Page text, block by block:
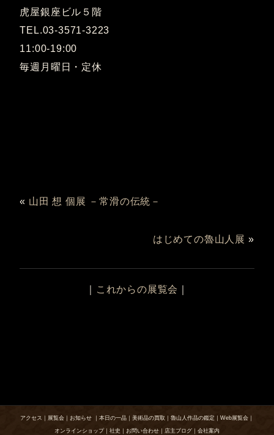
虎屋銀座ビル５階
TEL.03-3571-3223
11:00-19:00
毎週月曜日・定休
« 山田 想 個展 －常滑の伝統－
はじめての魯山人展 »
これからの展覧会
アクセス ｜ 展覧会 ｜ お知らせ ｜ 本日の一品 ｜ 美術品の買取 ｜ 魯山人作品の鑑定 ｜ Web展覧会 ｜
オンラインショップ｜ 社史 ｜ お問い合わせ ｜ 店主ブログ ｜ 会社案内